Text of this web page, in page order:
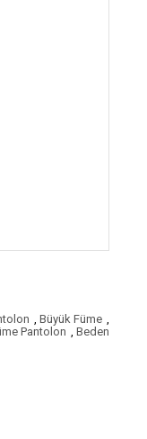
, Büyük Füme ,
Pantolon , Beden